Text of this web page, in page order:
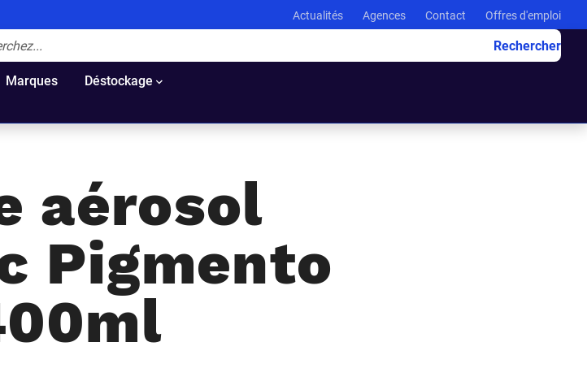
Actualités Agences Contact Offres d'emploi
Rechercher
Marques Déstockage
aérosol
Pigmento